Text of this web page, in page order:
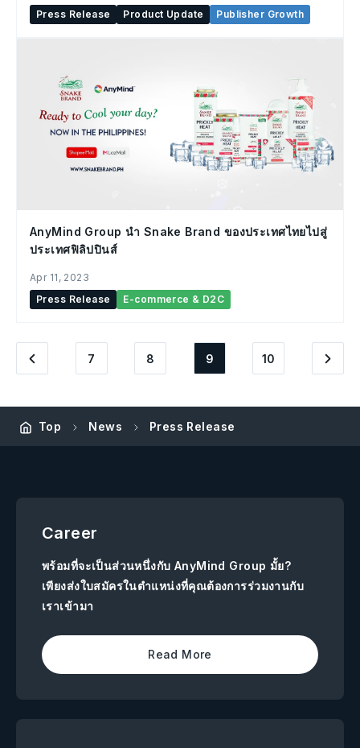
Press Release
Product Update Publisher Growth
AnyMind Group นำ Snake Brand ของประเทศไทยไปสู่
ประเทศฟิลิปปินส์
Apr 11, 2023
Press Release
E-commerce & D2C
7 8 9 10
Top News Press Release
Career
พร้อมที่จะเป็นส่วนหนึ่งกับ AnyMind Group มั้ย?
เพียงส่งใบสมัครในตำแหน่งที่คุณต้องการร่วมงานกับ
เราเข้ามา
Read More